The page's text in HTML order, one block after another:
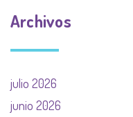
Archivos
julio 2026
junio 2026